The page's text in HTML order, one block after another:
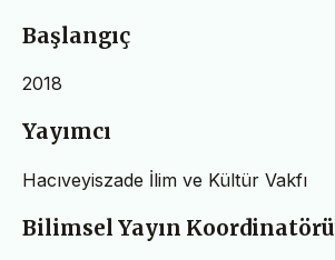
Başlangıç
2018
Yayımcı
Hacıveyiszade İlim ve Kültür Vakfı
Bilimsel Yayın Koordinatörü